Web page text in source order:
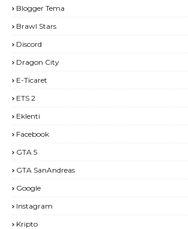
Blogger Tema
Brawl Stars
Discord
Dragon City
E-Ticaret
ETS 2
Eklenti
Facebook
GTA 5
GTA SanAndreas
Google
Instagram
Kripto